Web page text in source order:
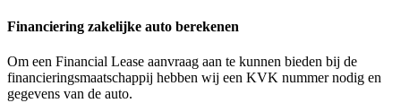
Financiering zakelijke auto berekenen
Om een Financial Lease aanvraag aan te kunnen bieden bij de
financieringsmaatschappij hebben wij een KVK nummer nodig en
gegevens van de auto.